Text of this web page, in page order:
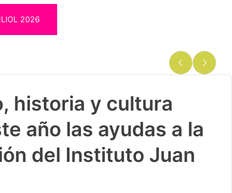
2026
historia y cultura
año las ayudas a la
del Instituto Juan